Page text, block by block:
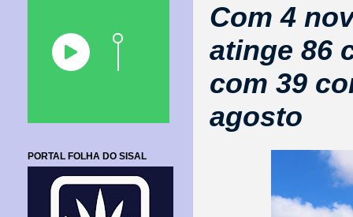
Com 4
atinge 86
com 39
agosto
PORTAL FOLHA DO SISAL